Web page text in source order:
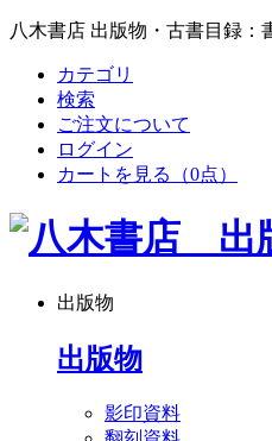
八木書店 出版物・古書目録：
カテゴリ
検索
ご注文について
ログイン
カートを見る
（0点）
出版物
出版物
影印資料